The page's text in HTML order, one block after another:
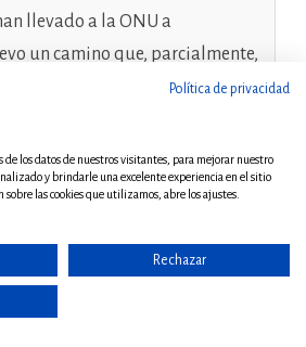
llevado a la ONU a
un camino que, parcialmente,
de medio siglo), es, realmente,
lo que, en puridad, es una
(el régimen NCTI
europeas NO estarán en
con las
sino porque su lectura ha de
Política de privacidad
de los datos de nuestros visitantes, para mejorar nuestro
y brindarle una excelente experiencia en el sitio
las cookies que utilizamos, abre los ajustes.
Rechazar